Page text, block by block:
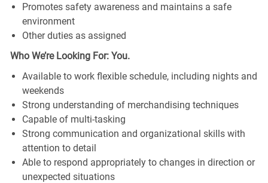
Promotes safety awareness and maintains a safe
environment
Other duties as assigned
Who We’re Looking For: You.
Available to work flexible schedule, including nights and
weekends
Strong understanding of merchandising techniques
Capable of multi-tasking
Strong communication and organizational skills with
attention to detail
Able to respond appropriately to changes in direction or
unexpected situations